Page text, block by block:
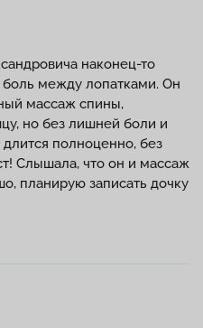
наконец-то
между лопатками. Он
массаж спины,
но без лишней боли и
полноценно, без
Слышала, что он и массаж
планирую записать дочку